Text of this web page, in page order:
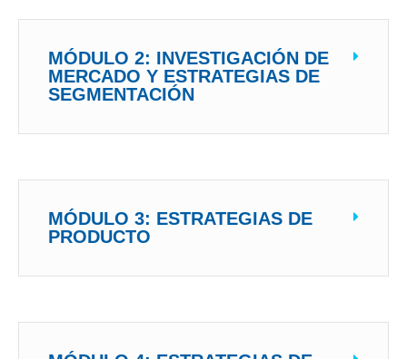
MÓDULO 2: INVESTIGACIÓN DE
MERCADO Y ESTRATEGIAS DE
SEGMENTACIÓN
MÓDULO 3: ESTRATEGIAS DE
PRODUCTO